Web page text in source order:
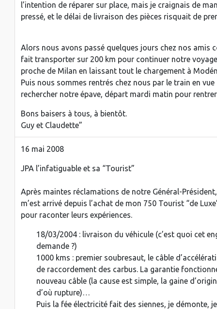
l’intention de réparer sur place, mais je craignais de
pressé, et le délai de livraison des pièces risquait de
Alors nous avons passé quelques jours chez nos amis
fait transporter sur 200 km pour continuer notre
proche de Milan en laissant tout le chargement à
Puis nous sommes rentrés chez nous par le train en
rechercher notre épave, départ mardi matin pour
Bons baisers à tous, à bientôt.
Guy et Claudette”
16 mai 2008
JPA l’infatiguable et sa “Tourist”
Après maintes réclamations de notre Général-
m’est arrivé depuis l’achat de mon 750 Tourist “de
pour raconter leurs expériences.
18/03/2004 : livraison du véhicule (c’est quoi cet
demande ?)
1000 kms : premier soubresaut, le câble
de raccordement des carbus. La garantie
nouveau câble (la cause est simple, la gaine
d’où rupture)…
Puis la fée électricité fait des siennes, je démonte,